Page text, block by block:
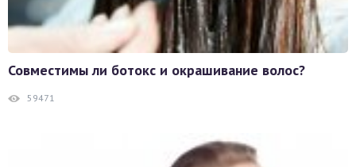
Совместимы ли ботокс и окрашивание волос?
59471